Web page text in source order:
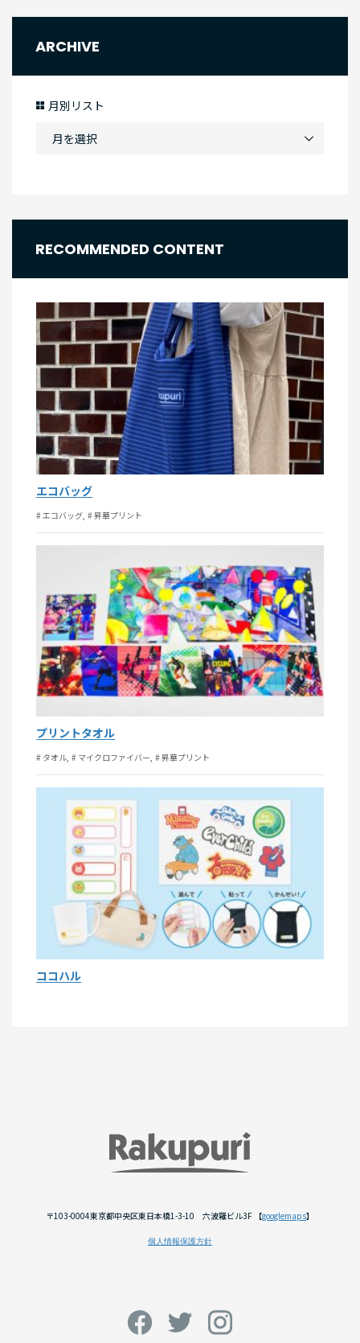
ARCHIVE
月別リスト
RECOMMENDED CONTENT
エコバッグ
# エコバッグ # 昇華プリント
プリントタオル
# タオル # マイクロファイバー # 昇華プリント
ココハル
〒103-0004東京都中央区東日本橋1-3-10 六波羅ビル3F 【googlemaps】
個人情報保護方針